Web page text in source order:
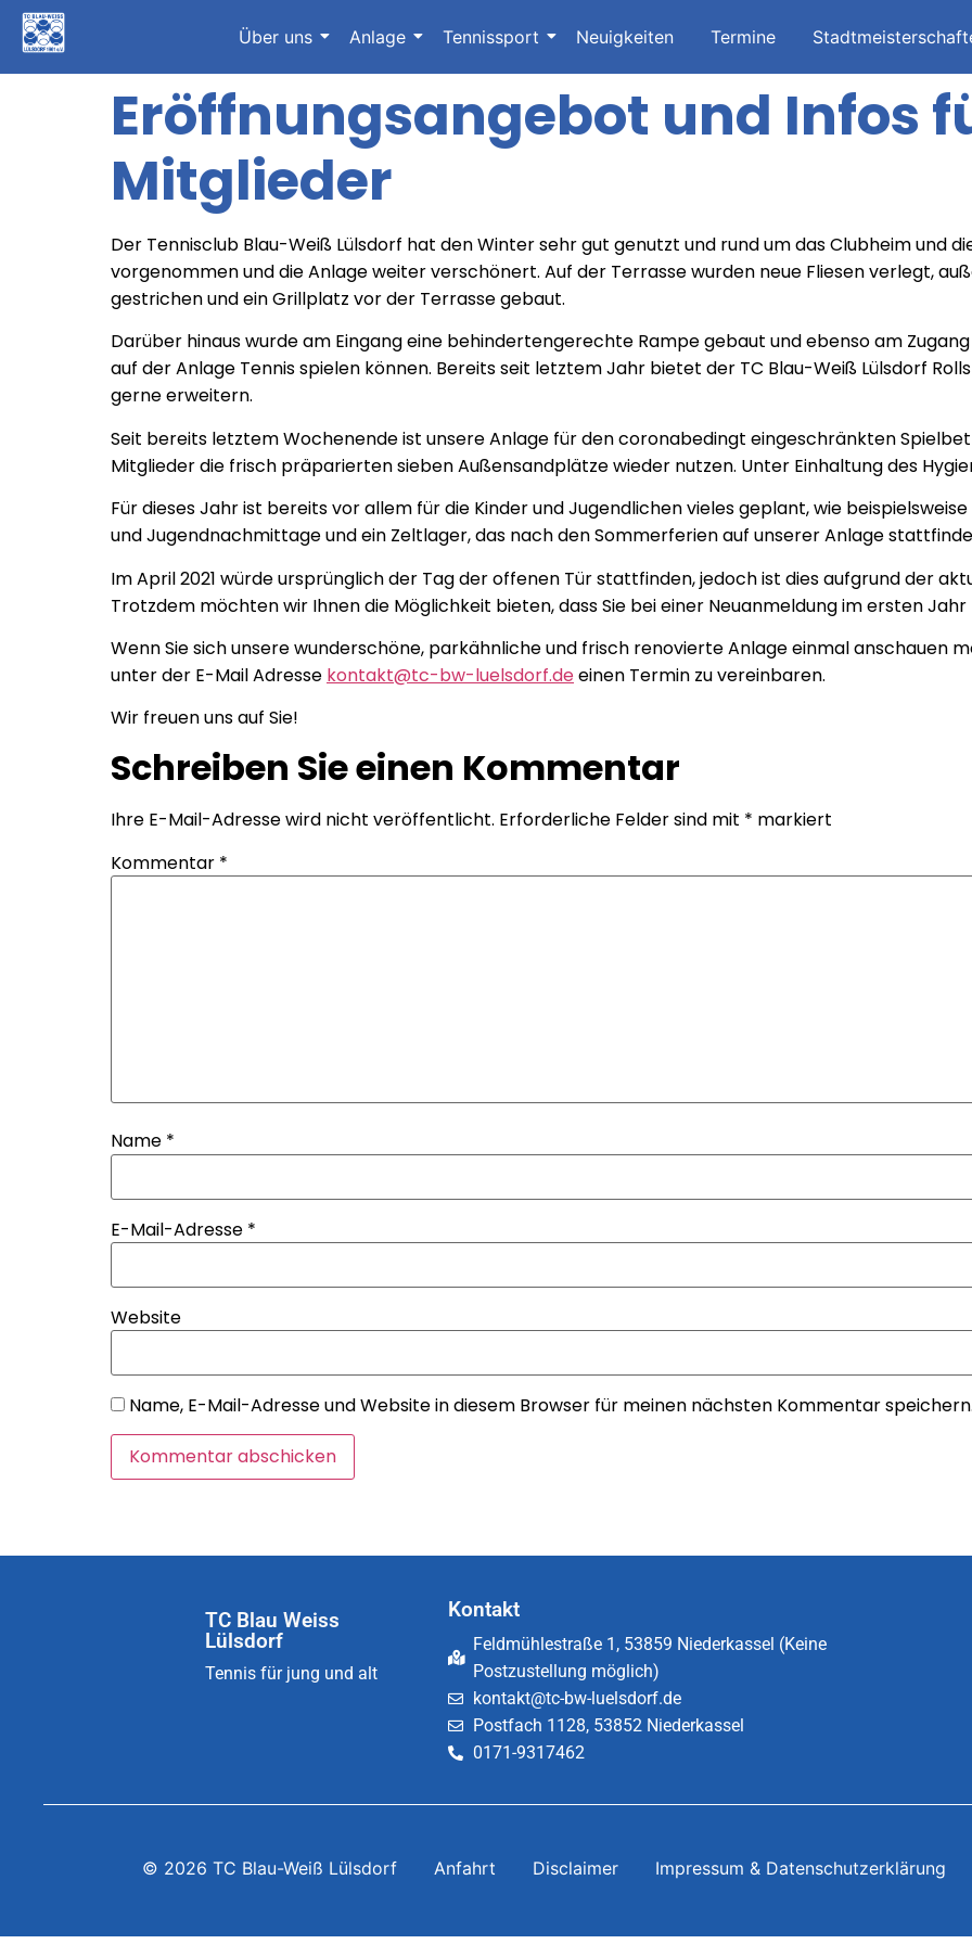
Über uns Anlage Tennissport Neuigkeiten Termine
Eröffnungsangebot und Infos
Mitglieder
Der Tennisclub Blau-Weiß Lülsdorf hat den Winter sehr gut genutzt und rund um das Clubheim und
vorgenommen und die Anlage weiter verschönert. Auf der Terrasse wurden neue Fliesen verlegt,
gestrichen und ein Grillplatz vor der Terrasse gebaut.
Darüber hinaus wurde am Eingang eine behindertengerechte Rampe gebaut und ebenso am
auf der Anlage Tennis spielen können. Bereits seit letztem Jahr bietet der TC Blau-Weiß Lülsdorf
gerne erweitern.
Seit bereits letztem Wochenende ist unsere Anlage für den coronabedingt eingeschränkten
Mitglieder die frisch präparierten sieben Außensandplätze wieder nutzen. Unter Einhaltung des
Für dieses Jahr ist bereits vor allem für die Kinder und Jugendlichen vieles geplant, wie
und Jugendnachmittage und ein Zeltlager, das nach den Sommerferien auf unserer Anlage
Im April 2021 würde ursprünglich der Tag der offenen Tür stattfinden, jedoch ist dies aufgrund der
Trotzdem möchten wir Ihnen die Möglichkeit bieten, dass Sie bei einer Neuanmeldung im ersten
Wenn Sie sich unsere wunderschöne, parkähnliche und frisch renovierte Anlage einmal anschauen
unter der E-Mail Adresse kontakt@tc-bw-luelsdorf.deeinen Termin zu vereinbaren.
Wir freuen uns auf Sie!
Schreiben Sie einen Kommentar
Ihre E-Mail-Adresse wird nicht veröffentlicht. Erforderliche Felder sind mit * markiert
Kommentar *
Name *
E-Mail-Adresse *
Website
Name, E-Mail-Adresse und Website in diesem Browser für meinen nächsten Kommentar
TC Blau Weiss
Lülsdorf
Tennis für jung und alt
Kontakt
Feldmühlestraße 1, 53859 Niederkassel (Keine
Postzustellung möglich)
kontakt@tc-bw-luelsdorf.de
Postfach 1128, 53852 Niederkassel
0171-9317462​
© 2026 TC Blau-Weiß Lülsdorf Anfahrt Disclaimer Impressum & Datenschutzerklärung